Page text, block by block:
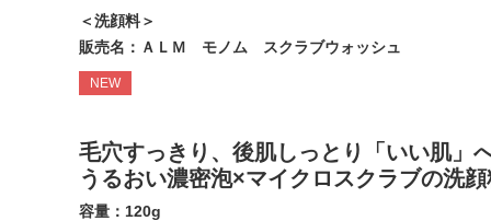
＜洗顔料＞
販売名：ＡＬＭ モノム スクラブウォッシュ
NEW
毛穴すっきり、後肌しっとり「いい肌」
うるおい濃密泡×マイクロスクラブの洗
容量：120g